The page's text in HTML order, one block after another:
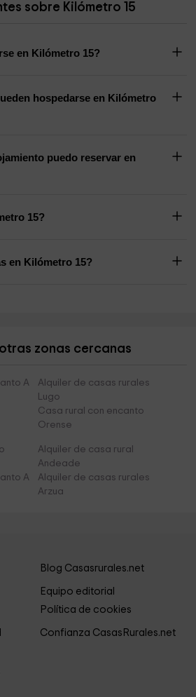
sobre Kilómetro 15
en Kilómetro 15?
hospedarse en Kilómetro
puedo reservar en
15?
en Kilómetro 15?
zonas cercanas
A
Alquiler de casas rurales
Lugo
Casa rural con encanto
Orense
Alquiler de casa rural
Andeade
A
Alquiler de casas rurales
Arzua
Blog Casasrurales.net
Equipo editorial
Política de cookies
Confianza CasasRurales.net